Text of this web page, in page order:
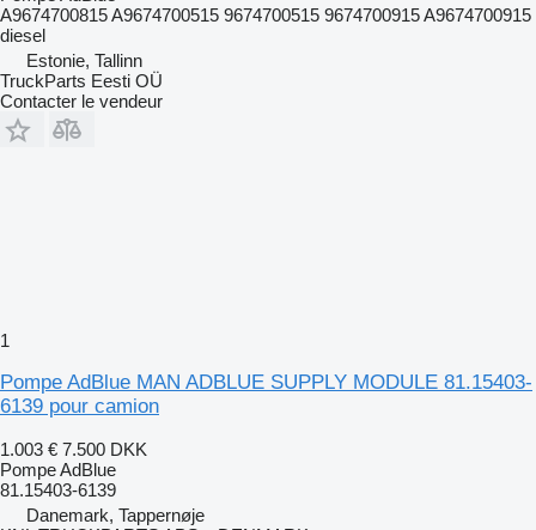
A9674700815 A9674700515 9674700515 9674700915 A9674700915
diesel
Estonie, Tallinn
TruckParts Eesti OÜ
Contacter le vendeur
1
Pompe AdBlue MAN ADBLUE SUPPLY MODULE 81.15403-
6139 pour camion
1.003 € 7.500 DKK
Pompe AdBlue
81.15403-6139
Danemark, Tappernøje